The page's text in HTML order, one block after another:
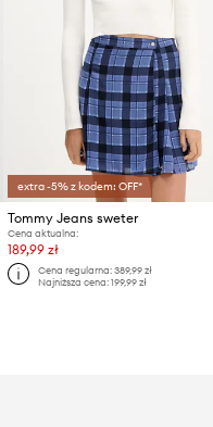
extra -5% z kodem: OFF*
Tommy Jeans sweter
Cena aktualna:
189,99 zł
Cena regularna: 389,99 zł
Najniższa cena: 199,99 zł